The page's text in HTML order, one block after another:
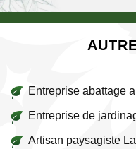
Entreprise abattage
Entreprise de
Artisan paysagiste